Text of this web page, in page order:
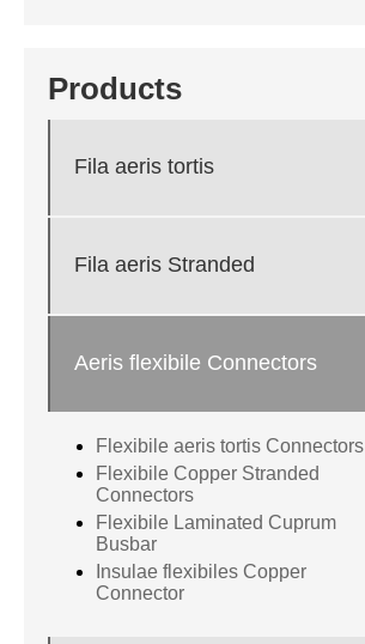
Products
Fila aeris tortis
Fila aeris Stranded
Aeris flexibile Connectors
Flexibile aeris tortis Connectors
Flexibile Copper Stranded
Connectors
Flexibile Laminated Cuprum
Busbar
Insulae flexibiles Copper
Connector